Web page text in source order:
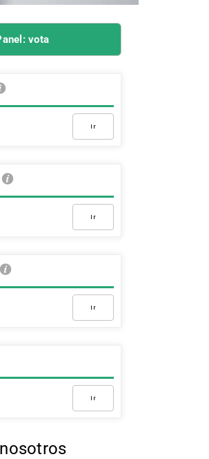
vota
Ir
Ir
Ir
Ir